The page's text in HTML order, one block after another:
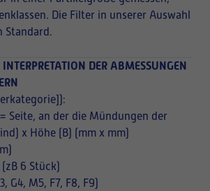
Die Filter in unserer Auswahl
Standard.
DER ABMESSUNGEN
Seite, an der die Mündungen der
x Höhe (B) (mm x mm)
6 Stück)
G4, M5, F7, F8, F9)